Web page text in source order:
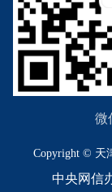
微
Copyright © 天
中央网信